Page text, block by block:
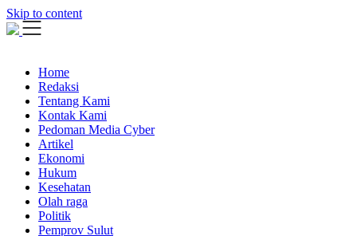
Skip to content
Home
Redaksi
Tentang Kami
Kontak Kami
Pedoman Media Cyber
Artikel
Ekonomi
Hukum
Kesehatan
Olah raga
Politik
Pemprov Sulut